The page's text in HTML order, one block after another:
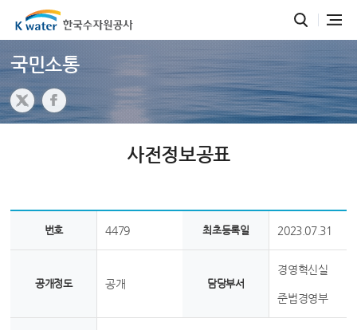
국민소통
사전정보공표
번호 4479 최초등록일 2023.07.31
공개정도 공개 담당부서
경영혁신실
준법경영부